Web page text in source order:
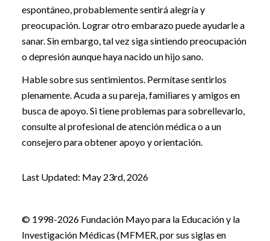
espontáneo, probablemente sentirá alegría y
preocupación. Lograr otro embarazo puede ayudarle a
sanar. Sin embargo, tal vez siga sintiendo preocupación
o depresión aunque haya nacido un hijo sano.
Hable sobre sus sentimientos. Permítase sentirlos
plenamente. Acuda a su pareja, familiares y amigos en
busca de apoyo. Si tiene problemas para sobrellevarlo,
consulte al profesional de atención médica o a un
consejero para obtener apoyo y orientación.
Last Updated: May 23rd, 2026
© 1998-2026 Fundación Mayo para la Educación y la
Investigación Médicas (MFMER, por sus siglas en